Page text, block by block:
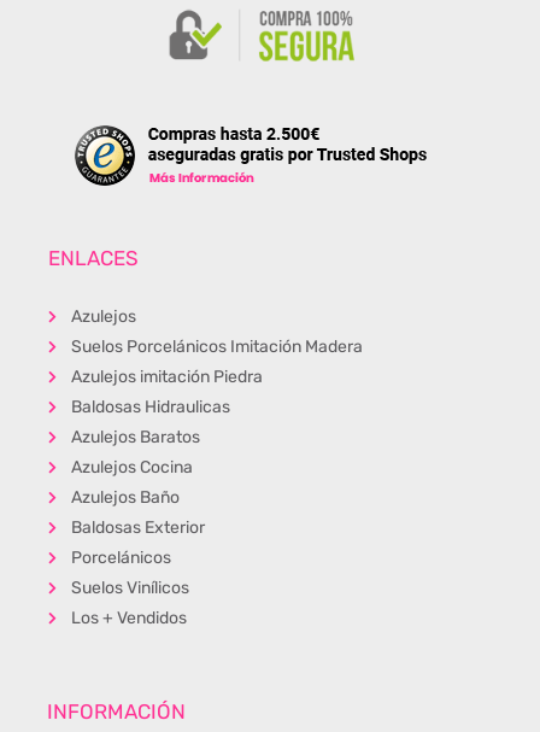
ENLACES
Azulejos
Suelos Porcelánicos Imitación Madera
Azulejos imitación Piedra
Baldosas Hidraulicas
Azulejos Baratos
Azulejos Cocina
Azulejos Baño
Baldosas Exterior
Porcelánicos
Suelos Vinílicos
Los + Vendidos
INFORMACIÓN